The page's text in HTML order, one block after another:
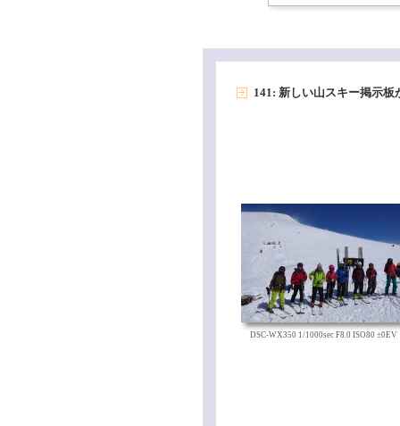
141: 新しい山スキー掲示板
DSC-WX350 1/1000sec F8.0 ISO80